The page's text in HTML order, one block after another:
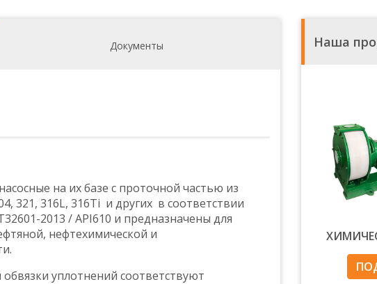
Документы
на их базе с проточной частью из
321, 316L, 316Тi и других в соответствии
2013 / АPI610 и предназначены для
нефтехимической и
уплотнений соответствуют
Наша